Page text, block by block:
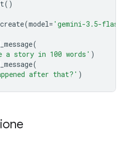
()
create(model= 'gemini-3.5-
(
a story in 100 words' )
(
after that?' )